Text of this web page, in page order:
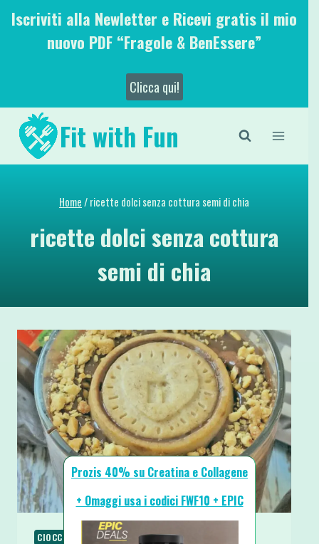
SaltaIscriviti alla Newletter e Ricevi gratis il mio
nuovo PDF “Fragole & BenEssere”
Clicca qui!
Fit with Fun
Home/ricette dolci senza cottura semi di chia
ricette dolci senza cottura
semi di chia
CIOCCOLATO COLAZIONE
PIATTI FREDDI
Prozis 40% su Creatina e Collagene
+ Omaggi usa i codici FWF10 + EPIC